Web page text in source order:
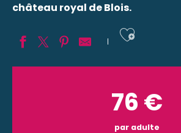
château royal de Blois.
76 €
par adulte